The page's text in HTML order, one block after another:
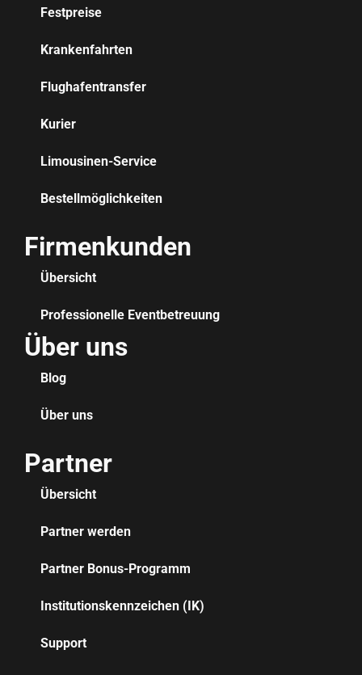
Festpreise
Krankenfahrten
Flughafentransfer
Kurier
Limousinen-Service
Bestellmöglichkeiten
Firmenkunden
Übersicht
Professionelle Eventbetreuung
Über uns
Blog
Über uns
Partner
Übersicht
Partner werden
Partner Bonus-Programm
Institutionskennzeichen (IK)
Support